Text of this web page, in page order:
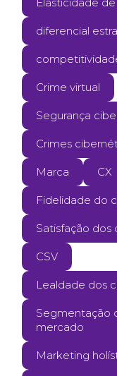
diferencial
Crime virtual
Segurança
Crimes
Marca CX
Fidelidade do
Satisfação dos
CSV
Lealdade dos
Segmentação
mercado
Marketing